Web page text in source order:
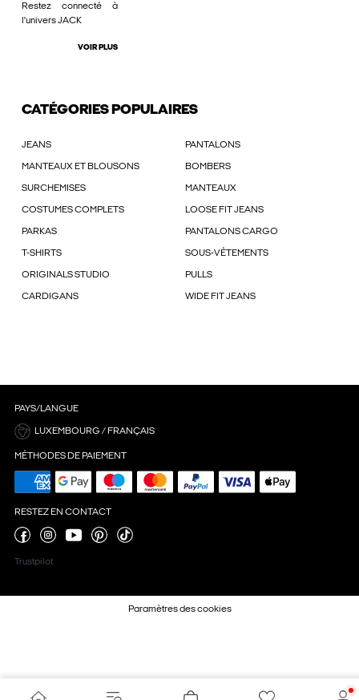
Restez connecté à
l'univers JACK
VOIR PLUS
CATÉGORIES POPULAIRES
JEANS PANTALONS
MANTEAUX ET BLOUSONS BOMBERS
SURCHEMISES MANTEAUX
COSTUMES COMPLETS LOOSE FIT JEANS
PARKAS PANTALONS CARGO
T-SHIRTS SOUS-VÊTEMENTS
ORIGINALS STUDIO PULLS
CARDIGANS WIDE FIT JEANS
PAYS/LANGUE
LUXEMBOURG / FRANÇAIS
MÉTHODES DE PAIEMENT
RESTEZ EN CONTACT
Trustpilot
Paramètres des cookies